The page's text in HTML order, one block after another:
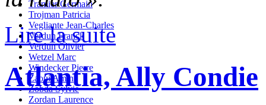
Tramier Germain
Trojman Patricia
Vegliante Jean-Charles
Verdun Franck
Verdun Olivier
Wetzel Marc
Windecker Pierre
Zaoui Amin
Zobda Sylvie
Zordan Laurence
Lire la suite
Atlantia, Ally Condie